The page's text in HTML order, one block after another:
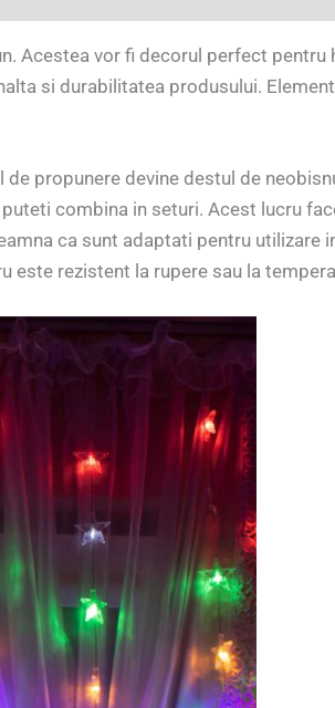
Acestea vor fi decorul perfect pentru
si durabilitatea produsului.
propunere devine destul de
combina in seturi. Acest lucru
ca sunt adaptati pentru utilizare
este rezistent la rupere sau la